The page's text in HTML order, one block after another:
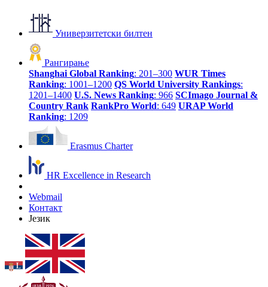
Универзитетски билтен
Рангирање
Shanghai Global Ranking: 201–300 WUR Times
Ranking: 1001–1200 QS World University Rankings:
1201–1400 U.S. News Ranking: 966 SCImago Journal &
Country Rank RankPro World: 649 URAP World
Ranking: 1209
Erasmus Charter
HR Excellence in Research
Webmail
Контакт
Језик